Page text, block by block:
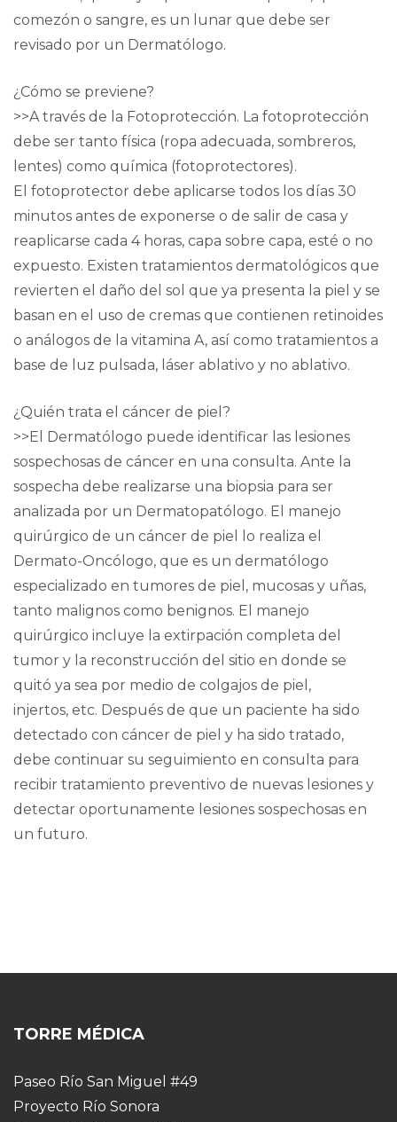
comezón o sangre, es un lunar que debe ser
revisado por un Dermatólogo.
¿Cómo se previene?
>>A través de la Fotoprotección. La fotoprotección
debe ser tanto física (ropa adecuada, sombreros,
lentes) como química (fotoprotectores).
El fotoprotector debe aplicarse todos los días 30
minutos antes de exponerse o de salir de casa y
reaplicarse cada 4 horas, capa sobre capa, esté o no
expuesto. Existen tratamientos dermatológicos que
revierten el daño del sol que ya presenta la piel y se
basan en el uso de cremas que contienen retinoides
o análogos de la vitamina A, así como tratamientos a
base de luz pulsada, láser ablativo y no ablativo.
¿Quién trata el cáncer de piel?
>>El Dermatólogo puede identificar las lesiones
sospechosas de cáncer en una consulta. Ante la
sospecha debe realizarse una biopsia para ser
analizada por un Dermatopatólogo. El manejo
quirúrgico de un cáncer de piel lo realiza el
Dermato-Oncólogo, que es un dermatólogo
especializado en tumores de piel, mucosas y uñas,
tanto malignos como benignos. El manejo
quirúrgico incluye la extirpación completa del
tumor y la reconstrucción del sitio en donde se
quitó ya sea por medio de colgajos de piel,
injertos, etc. Después de que un paciente ha sido
detectado con cáncer de piel y ha sido tratado,
debe continuar su seguimiento en consulta para
recibir tratamiento preventivo de nuevas lesiones y
detectar oportunamente lesiones sospechosas en
un futuro.
TORRE MÉDICA
Paseo Río San Miguel #49
Proyecto Río Sonora